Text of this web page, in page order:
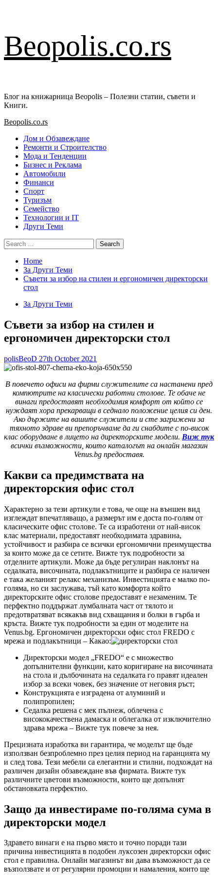
content
Beopolis.co.rs
Блог на книжарница Beopolis – Полезни статии, съвети и
Книги.
Primary
Beopolis.co.rs
Дом и Обзавеждане
Ремонти и Строителство
Мода и Тенденции
Бизнес и Реклама
Автомобили
Финанси
Спорт
Туризъм
Семейство
Технологии и IT
Други Теми
Search
for:
Home
За Други Теми
Съвети за избор на стилен и ергономичен директорски
стол
За Други Теми
Съвети за избор на стилен и
ергономичен директорски стол
polisBeoD 27th October 2021
В повечето офиси на фирми служителите са настанени пред
компютрите на класически работни столове. Те обаче не
винаги предоставят необходимия комфорт от който се
нуждаят хора прекарващи в седнало положение целия си ден.
Ако държите на вашите служители и сте загрижени за
тяхното здраве ви препоръчваме да ги снабдите с по-висок
клас оборудване в лицето на директорските модели. Виж тук
всички възможности, които каталогът на онлайн магазин
Venus.bg предоставя.
Какви са предимствата на
директорския офис стол
Характерно за тези артикули е това, че още на външен вид
изглеждат впечатляващо, а размерът им е доста по-голям от
класическите офис столове. Те са изработени от най-висок
клас материали, предоставят необходимата здравина,
устойчивост и разбира се всички ергономични преимущества
за които може да се сетите. Вижте тук подробности за
отделните артикули. Може да бъде регулиран наклонът на
седалката, височината, подлакътниците и разбира се наличен
е така желаният релакс механизъм. Инвестицията е малко по-
голяма, но си заслужава, тъй като комфорта който
директорските офис столове предоставят е незаменим. Те
перфектно поддържат лумбалната част от тялото и
предотвратяват всякакъв вид схващания и болки в гърба и
кръста. Вижте тук подробности за един от моделите на
Venus.bg. Ергономичен директорски офис стол FREDO с
мрежа и подлакътници – Какао:
Директорски модел „FREDO“ е с множество
допълнителни функции, като коригиране на височината
на стола и дълбочината на седалката го правят идеален
избор за всеки човек, без значение от неговия ръст;
Конструкцията е изградена от алуминий и
полипропилен;
Седалка решена с мек пълнеж, облечена с
висококачествена дамаска и облегалка от изключително
здрава мрежа – Вижте тук повече за нея.
Прецизната изработка ви гарантира, че моделът ще бъде
използван безпроблемно през целия период на гаранцията му
и след това. Тези мебели са елегантни и стилни, подхождат на
различен дизайн обзавеждане във фирмата. Вижте тук
различните цветови възможности, които ще допълнят
обстановката перфектно.
Защо да инвестираме по-голяма сума в
директорски модел
Здравето винаги е на първо място и точно поради тази
причина инвестицията в подобен луксозен директорски офис
стол е правилна. Онлайн магазинът ви дава възможност да се
възползвате и от регулярни промоции и намаления, които ще